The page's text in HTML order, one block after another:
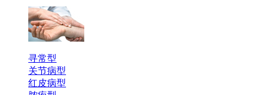
寻常型
关节病型
红皮病型